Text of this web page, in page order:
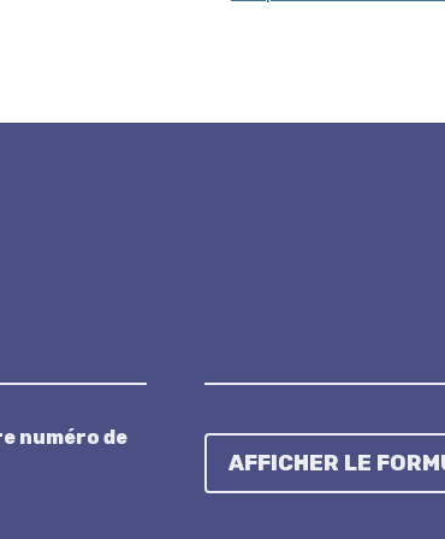
numéro de
AFFICHER LE